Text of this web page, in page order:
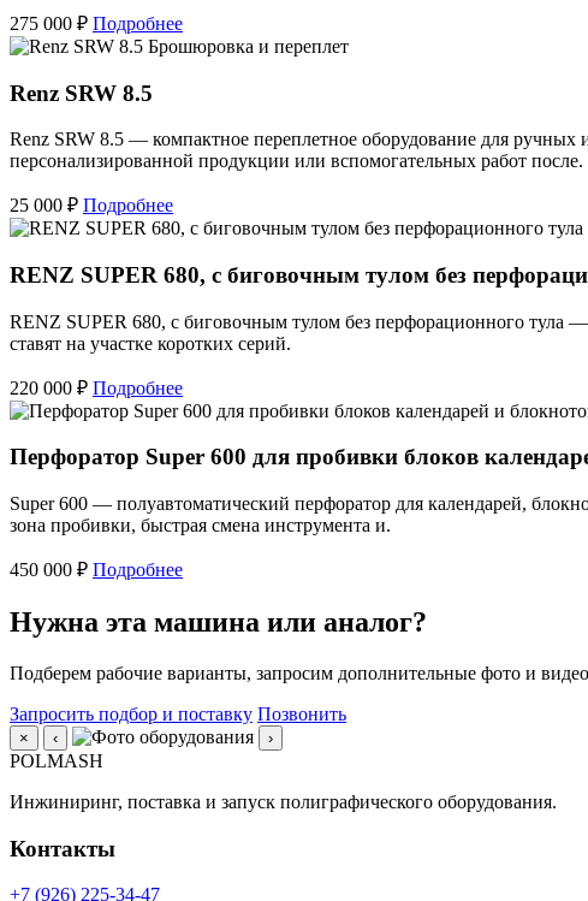
275 000 ₽ Подробнее
Брошюровка и переплет
Renz SRW 8.5
Renz SRW 8.5 — компактное переплетное оборудование для
персонализированной продукции или вспомогательных работ после.
25 000 ₽ Подробнее
RENZ SUPER 680, с биговочным тулом без
RENZ SUPER 680, с биговочным тулом без перфорационного тула
ставят на участке коротких серий.
220 000 ₽ Подробнее
Перфоратор Super 600 для пробивки блоков
Super 600 — полуавтоматический перфоратор для календарей,
зона пробивки, быстрая смена инструмента и.
450 000 ₽ Подробнее
Нужна эта машина или аналог?
Подберем рабочие варианты, запросим дополнительные фото и
Запросить подбор и поставку Позвонить
× ‹ ›
POLMASH
Инжиниринг, поставка и запуск полиграфического оборудования.
Контакты
+7 (926) 225-34-47